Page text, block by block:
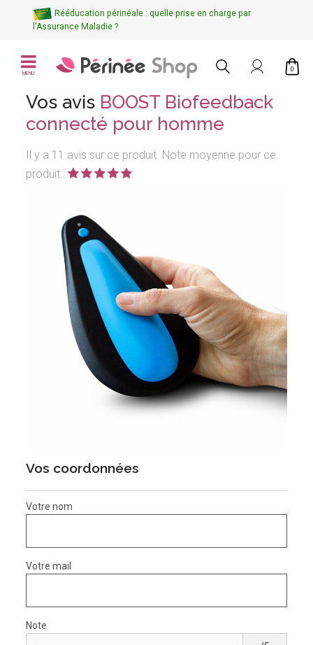
Rééducation périnéale : quelle prise en charge par
l'Assurance Maladie ?
MENU
0
Vos avis BOOST Biofeedback
connecté pour homme
Il y a 11 avis sur ce produit. Note moyenne pour ce
produit :
Vos coordonnées
Votre nom
Votre mail
Note